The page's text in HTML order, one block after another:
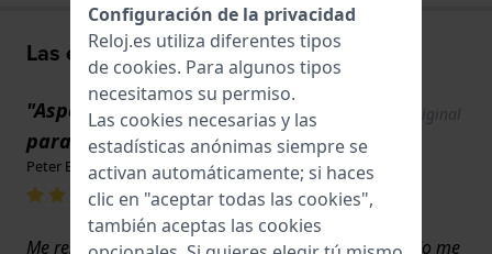
Las experiencias de los usuarios
"Aspecto elegante, muy agradable -
para mí."
Show original
Peter Bartos · 22 de noviembre de 2024
Me resultó fácil colocar la nueva correa, pero cuando me
Configuración de la privacidad
Reloj.es utiliza diferentes tipos
de cookies. Para algunos tipos
necesitamos su permiso.
Las cookies necesarias y las
estadísticas anónimas siempre se
activan automáticamente; si haces
clic en "aceptar todas las cookies",
también aceptas las cookies